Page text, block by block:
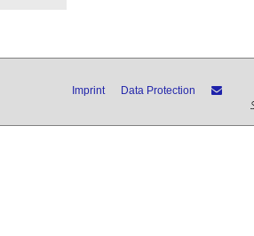
Imprint Data Protection